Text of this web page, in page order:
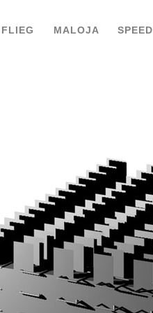
FLIEG MALOJA SPEED